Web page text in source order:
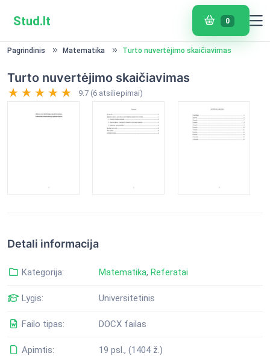
Stud.lt 0
Pagrindinis Matematika Turto nuvertėjimo skaičiavimas
Turto nuvertėjimo skaičiavimas
9.7 (6 atsiliepimai)
Detali informacija
Kategorija: Matematika, Referatai
Lygis: Universitetinis
Failo tipas: DOCX failas
Apimtis: 19 psl., (1404 ž.)